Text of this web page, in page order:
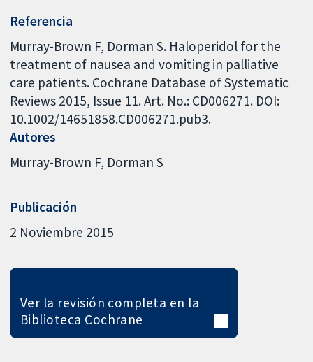
Referencia
Murray-Brown F, Dorman S. Haloperidol for the
treatment of nausea and vomiting in palliative
care patients. Cochrane Database of Systematic
Reviews 2015, Issue 11. Art. No.: CD006271. DOI:
10.1002/14651858.CD006271.pub3.
Autores
Murray-Brown F Dorman S
Publicación
2 Noviembre 2015
Ver la revisión completa en la
Biblioteca Cochrane